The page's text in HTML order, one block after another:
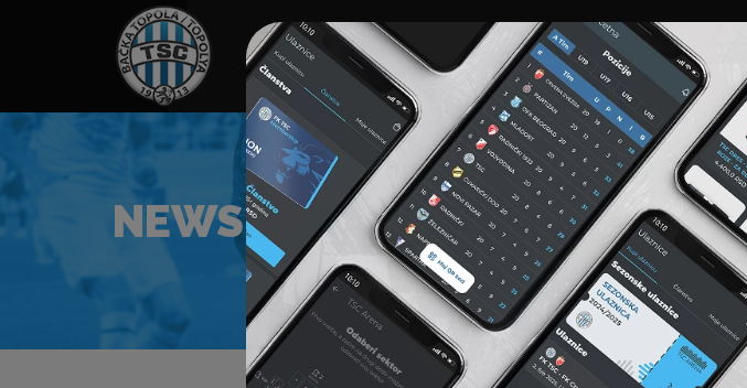
HOME TÁMOGATÓK NEWS GALÉRIA „A” CSAPAT TAGSÁG JEGYEK
NEWS